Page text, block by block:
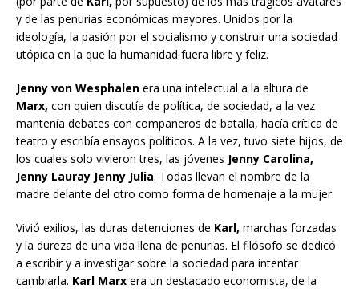
y de las penurias económicas mayores. Unidos por la
ideología, la pasión por el socialismo y construir una sociedad
utópica en la que la humanidad fuera libre y feliz.
Jenny von Wesphalen era una intelectual a la altura de
Marx, con quien discutía de política, de sociedad, a la vez
mantenía debates con compañeros de batalla, hacía crítica de
teatro y escribía ensayos políticos. A la vez, tuvo siete hijos, de
los cuales solo vivieron tres, las jóvenes Jenny Carolina,
Jenny Lauray Jenny Julia. Todas llevan el nombre de la
madre delante del otro como forma de homenaje a la mujer.
Vivió exilios, las duras detenciones de Karl, marchas forzadas
y la dureza de una vida llena de penurias. El filósofo se dedicó
a escribir y a investigar sobre la sociedad para intentar
cambiarla. Karl Marx era un destacado economista, de la